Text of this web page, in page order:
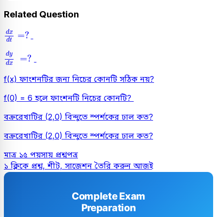
Related Question
dx
dt =?
dx =
dy
dx =?
dy
f(x) ফাংশনটির জন্য নিচের কোনটি সঠিক নয়?
f(0) = 6 হলে ফাংশনটি নিচের কোনটি?
বক্ররেখাটির (2,0) বিন্দুতে স্পর্শকের ঢাল কত?
বক্ররেখাটির (2,0) বিন্দুতে স্পর্শকের ঢাল কত?
মাত্র ১৫ পয়সায় প্রশ্নপত্র
১ ক্লিকে প্রশ্ন, শীট, সাজেশন তৈরি করুন আজই
Complete Exam
Preparation